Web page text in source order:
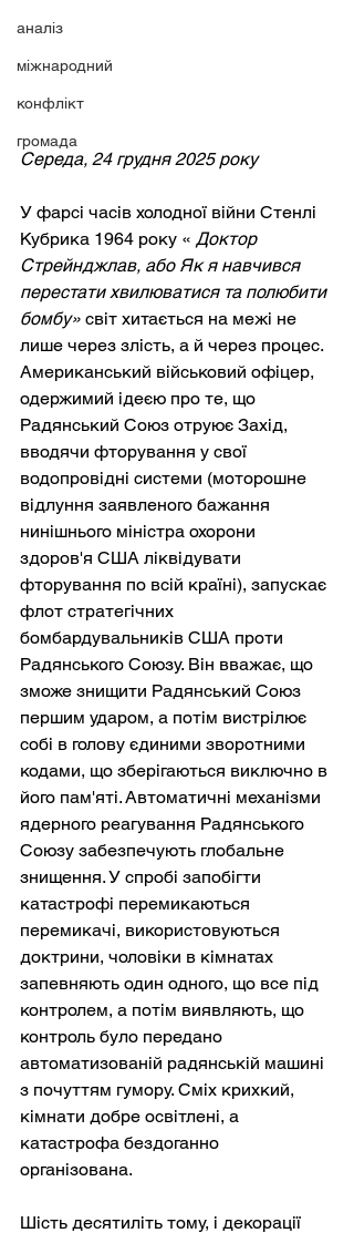
аналіз
міжнародний
конфлікт
громада
Середа, 24 грудня 2025 року
У фарсі часів холодної війни Стенлі
Кубрика 1964 року « Доктор
Стрейнджлав, або Як я навчився
перестати хвилюватися та полюбити
бомбу» світ хитається на межі не
лише через злість, а й через процес.
Американський військовий офіцер,
одержимий ідеєю про те, що
Радянський Союз отруює Захід,
вводячи фторування у свої
водопровідні системи (моторошне
відлуння заявленого бажання
нинішнього міністра охорони
здоров'я США ліквідувати
фторування по всій країні), запускає
флот стратегічних
бомбардувальників США проти
Радянського Союзу. Він вважає, що
зможе знищити Радянський Союз
першим ударом, а потім вистрілює
собі в голову єдиними зворотними
кодами, що зберігаються виключно в
його пам'яті. Автоматичні механізми
ядерного реагування Радянського
Союзу забезпечують глобальне
знищення. У спробі запобігти
катастрофі перемикаються
перемикачі, використовуються
доктрини, чоловіки в кімнатах
запевняють один одного, що все під
контролем, а потім виявляють, що
контроль було передано
автоматизованій радянській машині
з почуттям гумору. Сміх крихкий,
кімнати добре освітлені, а
катастрофа бездоганно
організована.
Шість десятиліть тому, і декорації